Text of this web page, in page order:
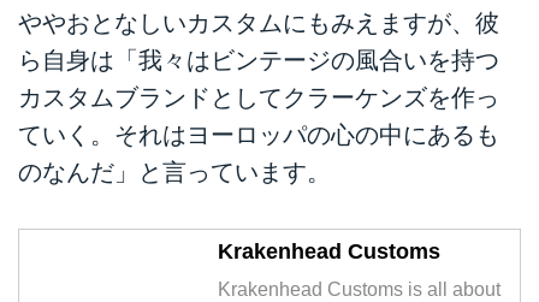
ややおとなしいカスタムにもみえますが、彼
ら自身は「我々はビンテージの風合いを持つ
カスタムブランドとしてクラーケンズを作っ
ていく。それはヨーロッパの心の中にあるも
のなんだ」と言っています。
Krakenhead Customs
Krakenhead Customs is all about